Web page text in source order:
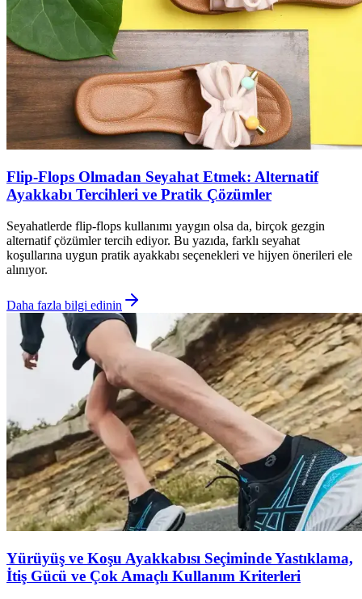
Flip-Flops Olmadan Seyahat Etmek: Alternatif
Ayakkabı Tercihleri ve Pratik Çözümler
Seyahatlerde flip-flops kullanımı yaygın olsa da, birçok gezgin
alternatif çözümler tercih ediyor. Bu yazıda, farklı seyahat
koşullarına uygun pratik ayakkabı seçenekleri ve hijyen önerileri ele
alınıyor.
Daha fazla bilgi edinin
Yürüyüş ve Koşu Ayakkabısı Seçiminde Yastıklama,
İtiş Gücü ve Çok Amaçlı Kullanım Kriterleri